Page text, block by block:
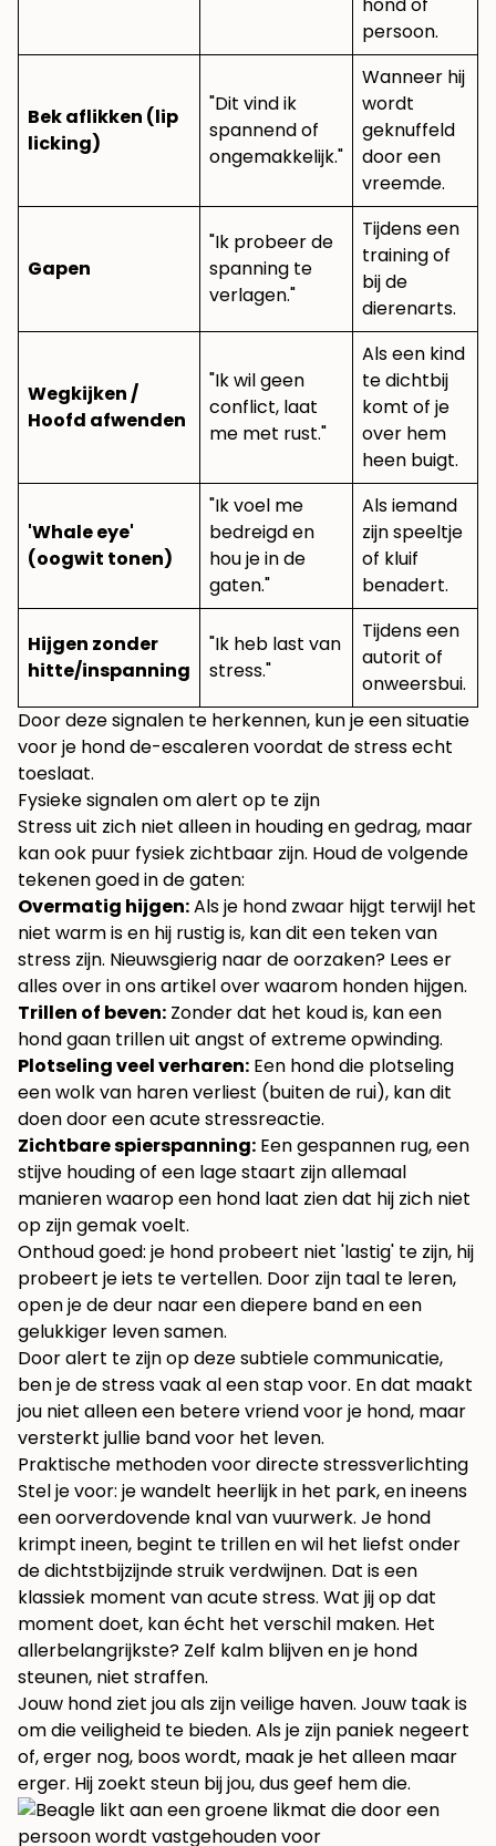
hond of
persoon.
Bek aflikken (lip
licking)
"Dit vind ik
spannend of
ongemakkelijk."
Wanneer hij
wordt
geknuffeld
door een
vreemde.
Gapen
"Ik probeer de
spanning te
verlagen."
Tijdens een
training of
bij de
dierenarts.
Wegkijken /
Hoofd afwenden
"Ik wil geen
conflict, laat
me met rust."
Als een kind
te dichtbij
komt of je
over hem
heen buigt.
'Whale eye'
(oogwit tonen)
"Ik voel me
bedreigd en
hou je in de
gaten."
Als iemand
zijn speeltje
of kluif
benadert.
Hijgen zonder
hitte/inspanning
"Ik heb last van
stress."
Tijdens een
autorit of
onweersbui.
Door deze signalen te herkennen, kun je een situatie
voor je hond de-escaleren voordat de stress echt
toeslaat.
Fysieke signalen om alert op te zijn
Stress uit zich niet alleen in houding en gedrag, maar
kan ook puur fysiek zichtbaar zijn. Houd de volgende
tekenen goed in de gaten:
Overmatig hijgen:Als je hond zwaar hijgt terwijl het
niet warm is en hij rustig is, kan dit een teken van
stress zijn. Nieuwsgierig naar de oorzaken? Lees er
alles over in ons artikel overwaarom honden hijgen.
Trillen of beven: Zonder dat het koud is, kan een
hond gaan trillen uit angst of extreme opwinding.
Plotseling veel verharen: Een hond die plotseling
een wolk van haren verliest (buiten de rui), kan dit
doen door een acute stressreactie.
Zichtbare spierspanning: Een gespannen rug, een
stijve houding of een lage staart zijn allemaal
manieren waarop een hond laat zien dat hij zich niet
op zijn gemak voelt.
Onthoud goed: je hond probeert niet 'lastig' te zijn, hij
probeert je iets te vertellen. Door zijn taal te leren,
open je de deur naar een diepere band en een
gelukkiger leven samen.
Door alert te zijn op deze subtiele communicatie,
ben je de stress vaak al een stap voor. En dat maakt
jou niet alleen een betere vriend voor je hond, maar
versterkt jullie band voor het leven.
Praktische methoden voor directe stressverlichting
Stel je voor: je wandelt heerlijk in het park, en ineens
een oorverdovende knal van vuurwerk. Je hond
krimpt ineen, begint te trillen en wil het liefst onder
de dichtstbijzijnde struik verdwijnen. Dat is een
klassiek moment van acute stress. Wat jij op dat
moment doet, kan écht het verschil maken. Het
allerbelangrijkste? Zelf kalm blijven en je hond
steunen, niet straffen.
Jouw hond ziet jou als zijn veilige haven. Jouw taak is
om die veiligheid te bieden. Als je zijn paniek negeert
of, erger nog, boos wordt, maak je het alleen maar
erger. Hij zoekt steun bij jou, dus geef hem die.